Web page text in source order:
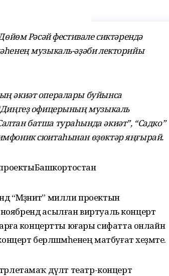
Рәсәй фестивале сиктәрендә
музыкаль-әҙәби лекторийы
әкиәт опералары буйынса
офицерының музыкаль
батша тураһында әкиәт”, “Садко”
сюитаһынан өҙөктәр яңғырай.
“Мәҙәниәт” милли проектын
асылған виртуаль концерт
концертты юғары сифатта онлайн
берләшмәһенең матбуғат хеҙмәте.
дәүләт театр-концерт